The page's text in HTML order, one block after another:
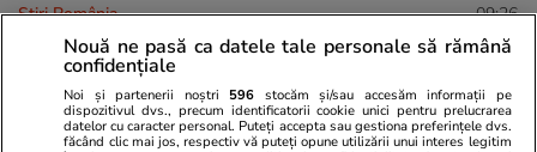
Știri România 09:26
Judecătoarea Ionela Tudor, care
a spus „M-a sunat Lia”, se
întoarce în magistratură la 5
Nouă ne pasă ca datele tale personale să rămână
confidențiale
Noi și partenerii noștri 596 stocăm și/sau accesăm informații pe
dispozitivul dvs., precum identificatorii cookie unici pentru prelucrarea
datelor cu caracter personal. Puteți accepta sau gestiona preferințele dvs.
făcând clic mai jos, respectiv vă puteți opune utilizării unui interes legitim